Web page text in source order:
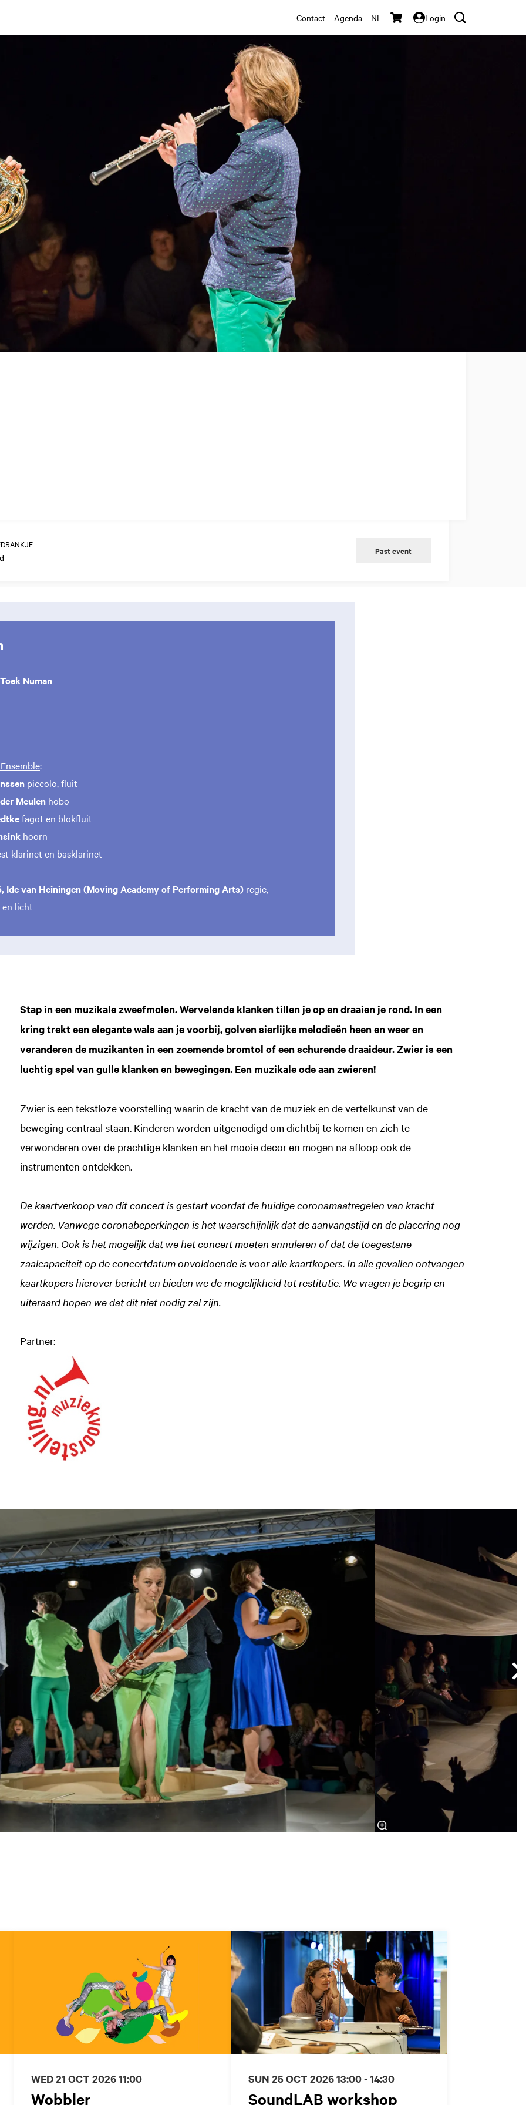
Contact Agenda NL Login
Past event
Toek Numan
:
piccolo, fluit
Meulen hobo
fagot en blokfluit
hoorn
klarinet en basklarinet
Ide van Heiningen (Moving Academy of Performing Arts) regie,
licht
Stap in een muzikale zweefmolen. Wervelende klanken tillen je op en draaien je rond. In een
kring trekt een elegante wals aan je voorbij, golven sierlijke melodieën heen en weer en
veranderen de muzikanten in een zoemende bromtol of een schurende draaideur. Zwier is een
luchtig spel van gulle klanken en bewegingen. Een muzikale ode aan zwieren!
Zwier is een tekstloze voorstelling waarin de kracht van de muziek en de vertelkunst van de
beweging centraal staan. Kinderen worden uitgenodigd om dichtbij te komen en zich te
verwonderen over de prachtige klanken en het mooie decor en mogen na afloop ook de
instrumenten ontdekken.
De kaartverkoop van dit concert is gestart voordat de huidige coronamaatregelen van kracht
werden. Vanwege coronabeperkingen is het waarschijnlijk dat de aanvangstijd en de placering nog
wijzigen. Ook is het mogelijk dat we het concert moeten annuleren of dat de toegestane
zaalcapaciteit op de concertdatum onvoldoende is voor alle kaartkopers. In alle gevallen ontvangen
kaartkopers hierover bericht en bieden we de mogelijkheid tot restitutie. We vragen je begrip en
uiteraard hopen we dat dit niet nodig zal zijn.
Partner:
in
Wobbler
WED 21 OCT 202611:00
SoundLAB workshop
SUN 25 OCT 202613:00 - 14:30